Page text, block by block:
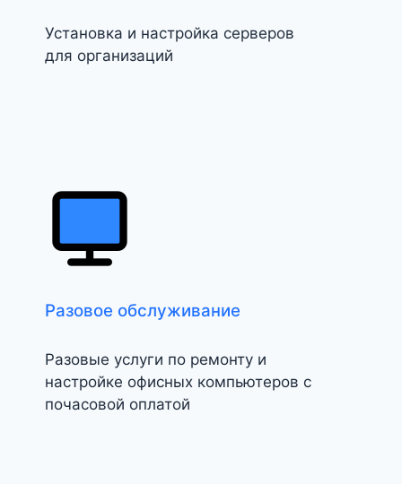
Установка и настройка серверов
для организаций
Разовое обслуживание
Разовые услуги по ремонту и
настройке офисных компьютеров с
почасовой оплатой